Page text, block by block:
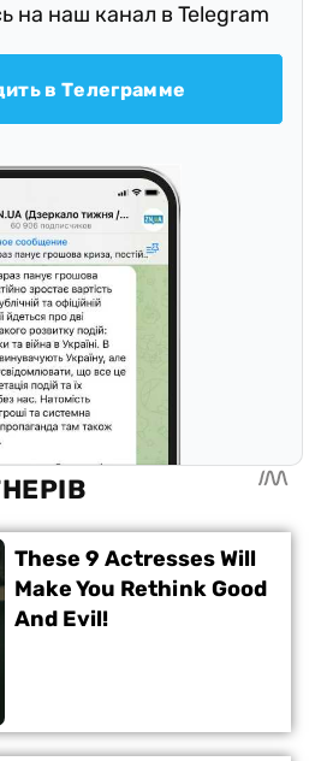
на наш канал в Telegram
в Телеграмме